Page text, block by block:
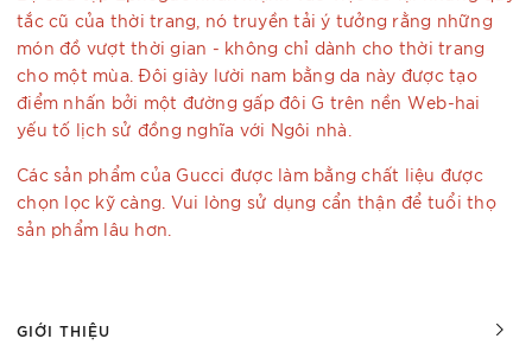
tắc cũ của thời trang, nó truyền tải ý tưởng rằng những
món đồ vượt thời gian - không chỉ dành cho thời trang
cho một mùa. Đôi giày lười nam bằng da này được tạo
điểm nhấn bởi một đường gấp đôi G trên nền Web-hai
yếu tố lịch sử đồng nghĩa với Ngôi nhà.
Các sản phẩm của Gucci được làm bằng chất liệu được
chọn lọc kỹ càng. Vui lòng sử dụng cẩn thận để tuổi thọ
sản phẩm lâu hơn.
GIỚI THIỆU